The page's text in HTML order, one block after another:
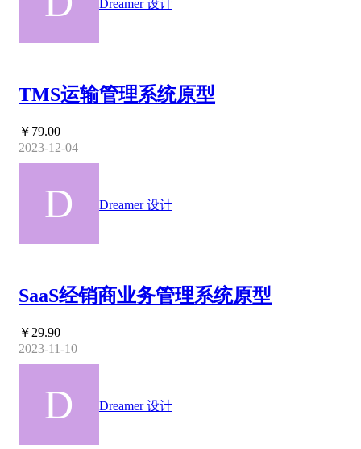
Dreamer 设计
TMS运输管理系统原型
￥79.00
2023-12-04
Dreamer 设计
SaaS经销商业务管理系统原型
￥29.90
2023-11-10
Dreamer 设计